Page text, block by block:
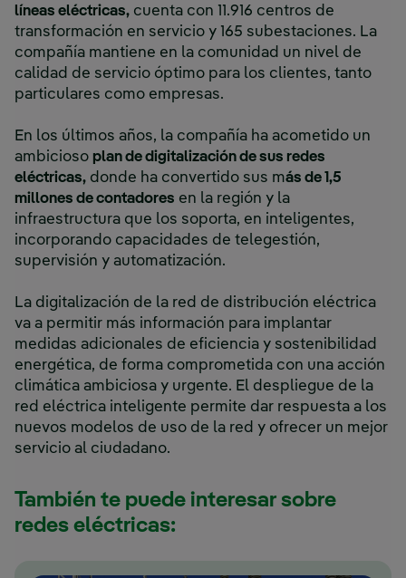
líneas eléctricas, cuenta con 11.916 centros de
transformación en servicio y 165 subestaciones. La
compañía mantiene en la comunidad un nivel de
calidad de servicio óptimo para los clientes, tanto
particulares como empresas.
En los últimos años, la compañía ha acometido un
ambicioso plan de digitalización de sus redes
eléctricas, donde ha convertido sus más de 1,5
millones de contadores en la región y la
infraestructura que los soporta, en inteligentes,
incorporando capacidades de telegestión,
supervisión y automatización.
La digitalización de la red de distribución eléctrica
va a permitir más información para implantar
medidas adicionales de eficiencia y sostenibilidad
energética, de forma comprometida con una acción
climática ambiciosa y urgente. El despliegue de la
red eléctrica inteligente permite dar respuesta a los
nuevos modelos de uso de la red y ofrecer un mejor
servicio al ciudadano.
También te puede interesar sobre
redes eléctricas: